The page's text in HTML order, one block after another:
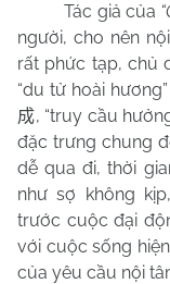
Tác giả của
người, cho nên
rất phức tạp, chủ
“du tử hoài
成, “truy cầu
đặc trưng chung
dễ qua đi, thời
như sợ không
trước cuộc đại
với cuộc sống
của yêu cầu nội